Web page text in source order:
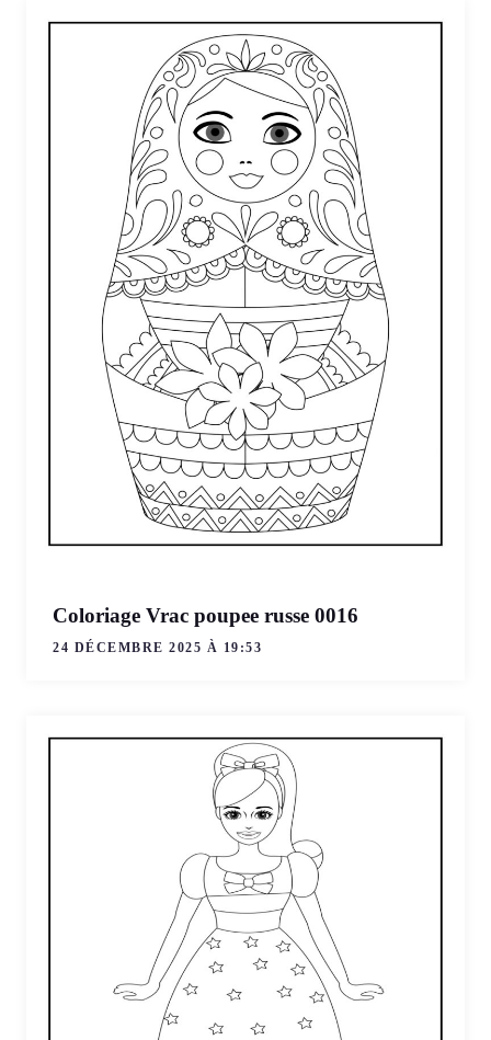
Coloriage Vrac poupee russe 0016
24 DÉCEMBRE 2025 À 19:53